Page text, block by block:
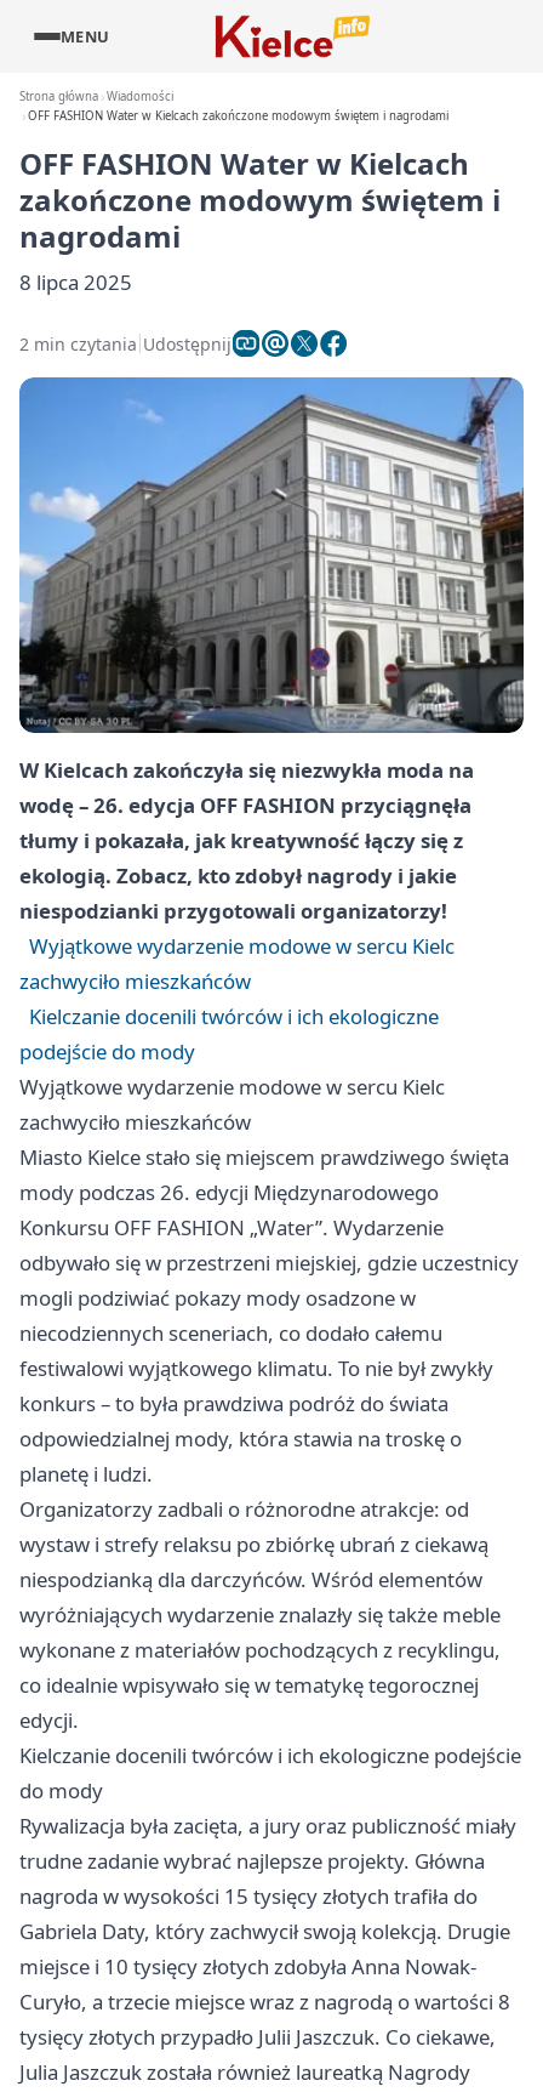
MENU
Strona główna Wiadomości
OFF FASHION Water w Kielcach zakończone modowym świętem i nagrodami
OFF FASHION Water w Kielcach
zakończone modowym świętem i
nagrodami
8 lipca 2025
2 min czytania Udostępnij
W Kielcach zakończyła się niezwykła moda na
wodę – 26. edycja OFF FASHION przyciągnęła
tłumy i pokazała, jak kreatywność łączy się z
ekologią. Zobacz, kto zdobył nagrody i jakie
niespodzianki przygotowali organizatorzy!
Wyjątkowe wydarzenie modowe w sercu Kielc
zachwyciło mieszkańców
Kielczanie docenili twórców i ich ekologiczne
podejście do mody
Wyjątkowe wydarzenie modowe w sercu Kielc
zachwyciło mieszkańców
Miasto Kielce stało się miejscem prawdziwego święta
mody podczas 26. edycji Międzynarodowego
Konkursu OFF FASHION „Water”. Wydarzenie
odbywało się w przestrzeni miejskiej, gdzie uczestnicy
mogli podziwiać pokazy mody osadzone w
niecodziennych sceneriach, co dodało całemu
festiwalowi wyjątkowego klimatu. To nie był zwykły
konkurs – to była prawdziwa podróż do świata
odpowiedzialnej mody, która stawia na troskę o
planetę i ludzi.
Organizatorzy zadbali o różnorodne atrakcje: od
wystaw i strefy relaksu po zbiórkę ubrań z ciekawą
niespodzianką dla darczyńców. Wśród elementów
wyróżniających wydarzenie znalazły się także meble
wykonane z materiałów pochodzących z recyklingu,
co idealnie wpisywało się w tematykę tegorocznej
edycji.
Kielczanie docenili twórców i ich ekologiczne podejście
do mody
Rywalizacja była zacięta, a jury oraz publiczność miały
trudne zadanie wybrać najlepsze projekty. Główna
nagroda w wysokości 15 tysięcy złotych trafiła do
Gabriela Daty, który zachwycił swoją kolekcją. Drugie
miejsce i 10 tysięcy złotych zdobyła Anna Nowak-
Curyło, a trzecie miejsce wraz z nagrodą o wartości 8
tysięcy złotych przypadło Julii Jaszczuk. Co ciekawe,
Julia Jaszczuk została również laureatką Nagrody